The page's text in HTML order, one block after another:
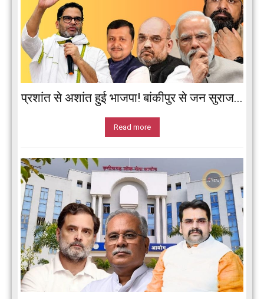
प्रशांत से अशांत हुई भाजपा! बांकीपुर से जन सुराज...
Read more